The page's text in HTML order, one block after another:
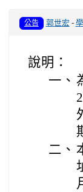
公告 郭世宏 -
說明：
一、
二、